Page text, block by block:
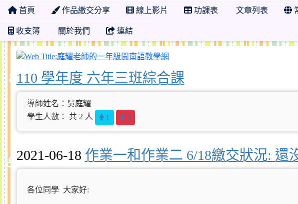
首頁 作品繳交分享 線上影片 功課表 文章列表
收支簿 關於我們 連結
110 學年度 六年三班綜合課
導師姓名：吳庭耀
學生人數： 共 2 人
1 1
2021-06-18 作業一和作業二 6/18繳交狀況: 還
各位同學 大家好: